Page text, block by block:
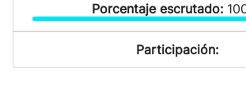
Porcentaje escrutado:
Participación: